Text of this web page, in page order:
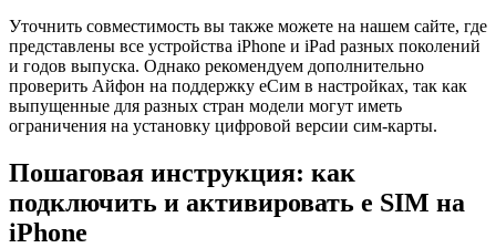
Уточнить совместимость вы также можете на нашем сайте, где
представлены все устройства iPhone и iPad разных поколений
и годов выпуска. Однако рекомендуем дополнительно
проверить Айфон на поддержку еСим в настройках, так как
выпущенные для разных стран модели могут иметь
ограничения на установку цифровой версии сим-карты.
Пошаговая инструкция: как
подключить и активировать e SIM на
iPhone